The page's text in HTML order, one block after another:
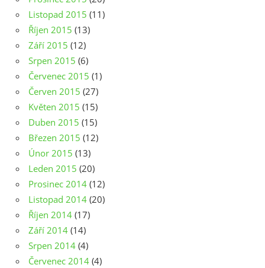
Listopad 2015 (11)
Říjen 2015 (13)
Září 2015 (12)
Srpen 2015 (6)
Červenec 2015 (1)
Červen 2015 (27)
Květen 2015 (15)
Duben 2015 (15)
Březen 2015 (12)
Únor 2015 (13)
Leden 2015 (20)
Prosinec 2014 (12)
Listopad 2014 (20)
Říjen 2014 (17)
Září 2014 (14)
Srpen 2014 (4)
Červenec 2014 (4)